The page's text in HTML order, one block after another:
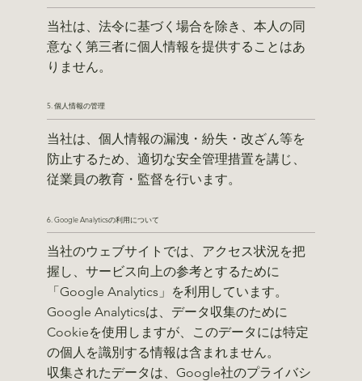
当社は、法令に基づく場合を除き、本人の同
意なく第三者に個人情報を提供することはあ
りません。
5. 個人情報の管理
当社は、個人情報の漏洩・紛失・改ざん等を
防止するため、適切な安全管理措置を講じ、
従業員の教育・監督を行います。
6. Google Analyticsの利用について
当社のウェブサイトでは、アクセス状況を把
握し、サービス向上の参考とするために
「Google Analytics」を利用しています。
Google Analyticsは、データ収集のために
Cookieを使用しますが、このデータには特定
の個人を識別する情報は含まれません。
収集されたデータは、Google社のプライバシ